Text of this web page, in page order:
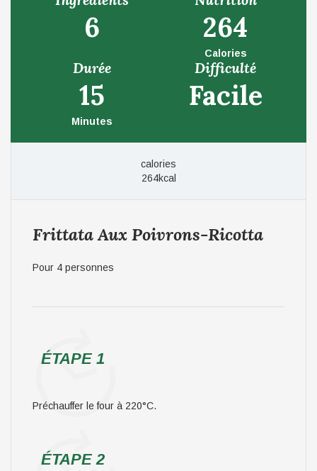
6 264
Calories
Durée
15
Minutes
Difficulté
Facile
calories
264kcal
Frittata Aux Poivrons-Ricotta
Pour 4 personnes
ÉTAPE 1
Préchauffer le four à 220°C.
ÉTAPE 2